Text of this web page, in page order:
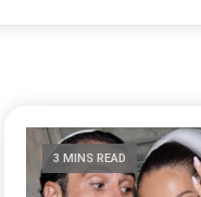
3 MINS READ